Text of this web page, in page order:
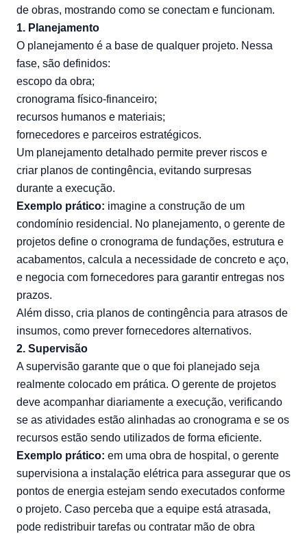
de obras, mostrando como se conectam e funcionam.
1. Planejamento
O planejamento é a base de qualquer projeto. Nessa
fase, são definidos:
escopo da obra;
cronograma físico-financeiro;
recursos humanos e materiais;
fornecedores e parceiros estratégicos.
Um planejamento detalhado permite prever riscos e
criar planos de contingência, evitando surpresas
durante a execução.
Exemplo prático: imagine a construção de um
condomínio residencial. No planejamento, o gerente de
projetos define o cronograma de fundações, estrutura e
acabamentos, calcula a necessidade de concreto e aço,
e negocia com fornecedores para garantir entregas nos
prazos.
Além disso, cria planos de contingência para atrasos de
insumos, como prever fornecedores alternativos.
2. Supervisão
A supervisão garante que o que foi planejado seja
realmente colocado em prática. O gerente de projetos
deve acompanhar diariamente a execução, verificando
se as atividades estão alinhadas ao cronograma e se os
recursos estão sendo utilizados de forma eficiente.
Exemplo prático: em uma obra de hospital, o gerente
supervisiona a instalação elétrica para assegurar que os
pontos de energia estejam sendo executados conforme
o projeto. Caso perceba que a equipe está atrasada,
pode redistribuir tarefas ou contratar mão de obra